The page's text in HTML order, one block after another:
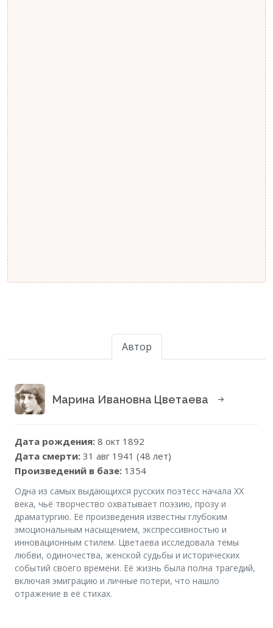
Автор
Марина Ивановна Цветаева
Дата рождения: 8 окт 1892
Дата смерти: 31 авг 1941 (48 лет)
Произведений в базе: 1354
Одна из самых выдающихся русских поэтесс начала XX
века, чьё творчество охватывает поэзию, прозу и
драматургию. Её произведения известны глубоким
эмоциональным насыщением, экспрессивностью и
инновационным стилем. Цветаева исследовала темы
любви, одиночества, женской судьбы и исторических
событий своего времени. Её жизнь была полна трагедий,
включая эмиграцию и личные потери, что нашло
отражение в её стихах.